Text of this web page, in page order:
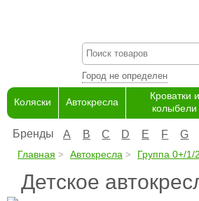
Город не определен
Коляски Автокресла
Кроватки и
колыбели
Бренды A B C D E F G
Главная Автокресла Группа 0+/1/
Детское